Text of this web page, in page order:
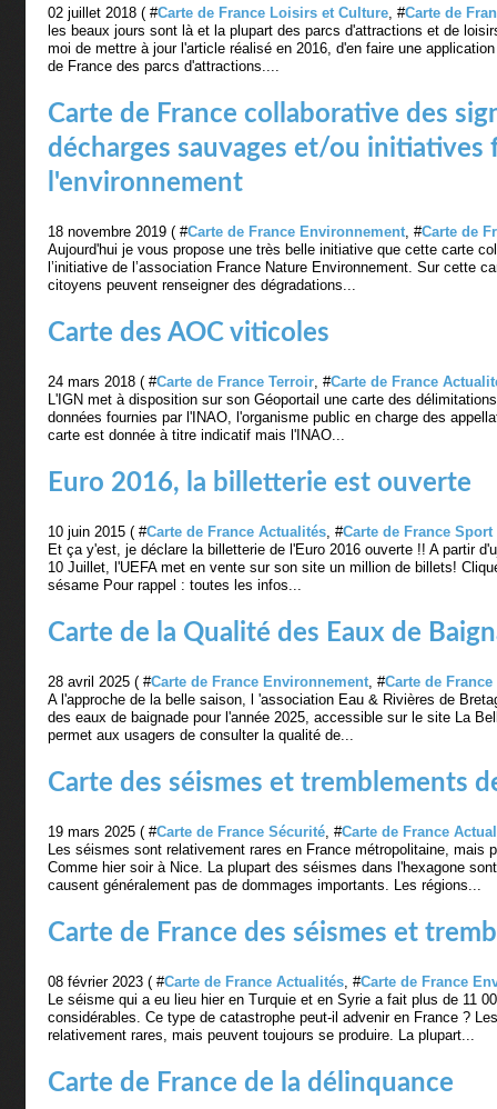
02 juillet 2018 ( #Carte de France Loisirs et Culture, #Carte de
les beaux jours sont là et la plupart des parcs d'attractions et de
moi de mettre à jour l'article réalisé en 2016, d'en faire une
de France des parcs d'attractions....
Carte de France collaborative des
décharges sauvages et/ou initiatives
l'environnement
18 novembre 2019 ( #Carte de France Environnement, #Carte de
Aujourd'hui je vous propose une très belle initiative que cette carte
l’initiative de l’association France Nature Environnement. Sur cette
citoyens peuvent renseigner des dégradations...
Carte des AOC viticoles
24 mars 2018 ( #Carte de France Terroir, #Carte de France
L'IGN met à disposition sur son Géoportail une carte des
données fournies par l'INAO, l'organisme public en charge des
carte est donnée à titre indicatif mais l'INAO...
Euro 2016, la billetterie est ouverte
10 juin 2015 ( #Carte de France Actualités, #Carte de France Sport
Et ça y'est, je déclare la billetterie de l'Euro 2016 ouverte !! A partir
10 Juillet, l'UEFA met en vente sur son site un million de billets!
sésame Pour rappel : toutes les infos...
Carte de la Qualité des Eaux de
28 avril 2025 ( #Carte de France Environnement, #Carte de
A l'approche de la belle saison, l 'association Eau & Rivières de
des eaux de baignade pour l'année 2025, accessible sur le site La
permet aux usagers de consulter la qualité de...
Carte des séismes et tremblements
19 mars 2025 ( #Carte de France Sécurité, #Carte de France
Les séismes sont relativement rares en France métropolitaine, mais
Comme hier soir à Nice. La plupart des séismes dans l'hexagone
causent généralement pas de dommages importants. Les régions...
Carte de France des séismes et
08 février 2023 ( #Carte de France Actualités, #Carte de France
Le séisme qui a eu lieu hier en Turquie et en Syrie a fait plus de 11
considérables. Ce type de catastrophe peut-il advenir en France ?
relativement rares, mais peuvent toujours se produire. La plupart...
Carte de France de la délinquance